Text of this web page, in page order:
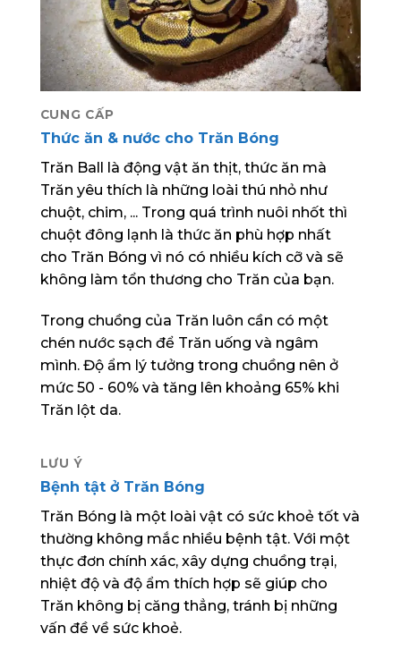
Trăn Ball là loài ăn thịt.
CUNG CẤP
Thức ăn & nước cho Trăn Bóng
Trăn Ball là động vật ăn thịt, thức ăn mà
Trăn yêu thích là những loài thú nhỏ như
chuột, chim, ... Trong quá trình nuôi nhốt thì
chuột đông lạnh là thức ăn phù hợp nhất
cho Trăn Bóng vì nó có nhiều kích cỡ và sẽ
không làm tổn thương cho Trăn của bạn.
Trong chuồng của Trăn luôn cần có một
chén nước sạch để Trăn uống và ngâm
mình. Độ ẩm lý tưởng trong chuồng nên ở
mức 50 - 60% và tăng lên khoảng 65% khi
Trăn lột da.
LƯU Ý
Bệnh tật ở Trăn Bóng
Trăn Bóng là một loài vật có sức khoẻ tốt và
thường không mắc nhiều bệnh tật. Với một
thực đơn chính xác, xây dựng chuồng trại,
nhiệt độ và độ ẩm thích hợp sẽ giúp cho
Trăn không bị căng thẳng, tránh bị những
vấn đề về sức khoẻ.